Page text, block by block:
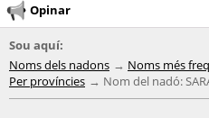
Opinar
Sou aquí:
Noms dels nadons
Noms més
Per províncies
Nom del nadó: